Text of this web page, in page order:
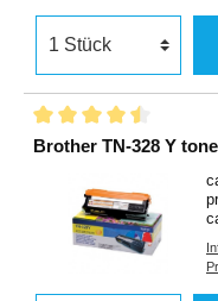
Brother TN-328 Y